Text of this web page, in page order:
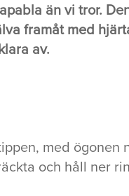
än vi tror.
framåt med
av.
med
och håll ner